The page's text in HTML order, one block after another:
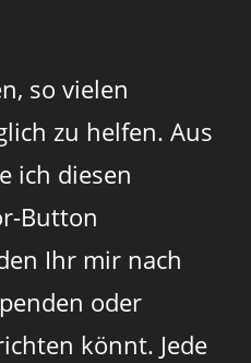
so vielen
zu helfen. Aus
ich diesen
Button
Ihr mir nach
oder
könnt. Jede